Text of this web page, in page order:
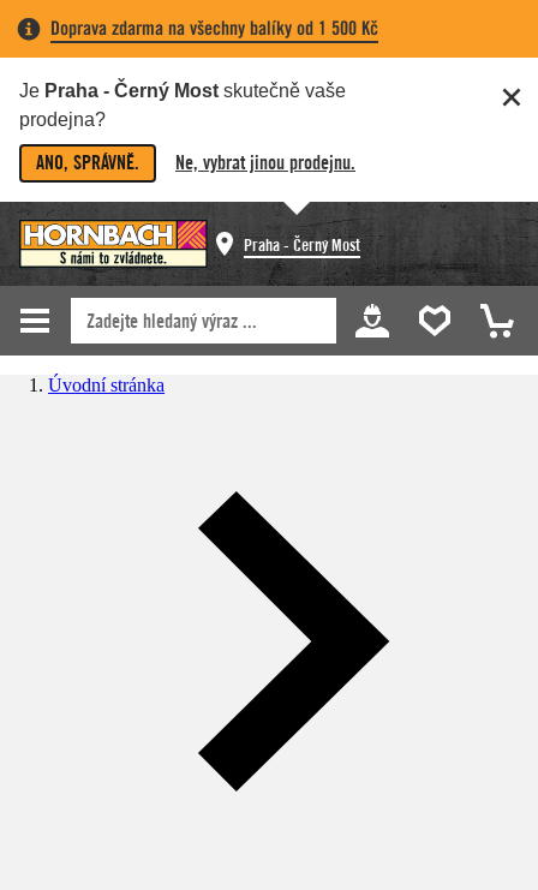
Doprava zdarma na všechny balíky od 1 500 Kč
Je Praha - Černý Most skutečně vaše
prodejna?
ANO, SPRÁVNĚ. Ne, vybrat jinou prodejnu.
Praha - Černý Most
Úvodní stránka